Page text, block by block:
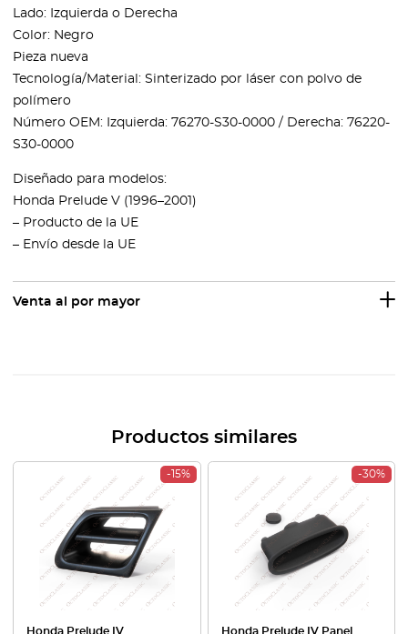
Lado: Izquierda o Derecha
Color: Negro
Pieza nueva
Tecnología/Material: Sinterizado por láser con polvo de
polímero
Número OEM: Izquierda: 76270-S30-0000 / Derecha: 76220-
S30-0000
Diseñado para modelos:
Honda Prelude V (1996–2001)
– Producto de la UE
– Envío desde la UE
Venta al por mayor
Productos similares
-15%
Honda Prelude IV
-30%
Honda Prelude IV Panel